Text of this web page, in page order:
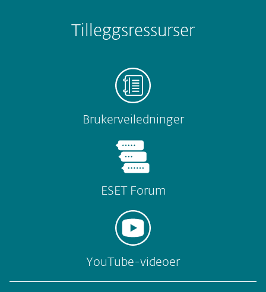
Tilleggsressurser
Brukerveiledninger
ESET Forum
YouTube-videoer